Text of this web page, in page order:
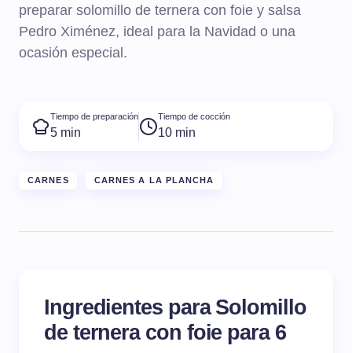
preparar solomillo de ternera con foie y salsa
Pedro Ximénez, ideal para la Navidad o una
ocasión especial.
Tiempo de preparación
5 min
Tiempo de cocción
10 min
CARNES CARNES A LA PLANCHA
Ingredientes para Solomillo
de ternera con foie para 6